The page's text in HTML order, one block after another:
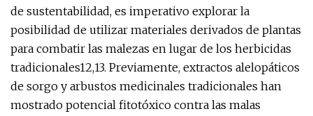
de sustentabilidad, es imperativo explorar la
posibilidad de utilizar materiales derivados de plantas
para combatir las malezas en lugar de los herbicidas
tradicionales12,13. Previamente, extractos alelopáticos
de sorgo y arbustos medicinales tradicionales han
mostrado potencial fitotóxico contra las malas